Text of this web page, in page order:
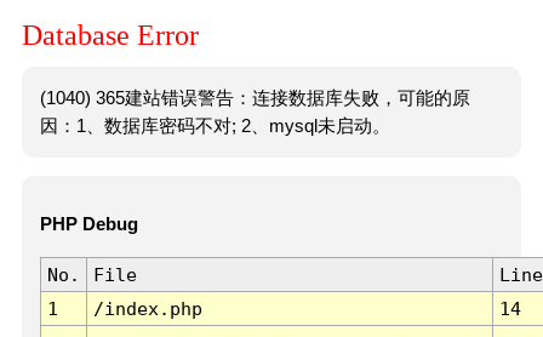
Database Error
(1040) 365建站错误警告：连接数据库失败，可能的原
因：1、数据库密码不对; 2、mysql未启动。
PHP Debug
No. File
Line
1
/index.php 14